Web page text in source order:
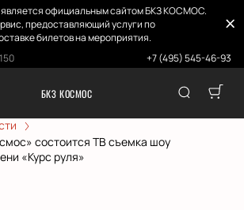
официальным сайтом БКЗ КОСМОС.
предоставляющий услуги по
билетов на мероприятия.
+7 (495) 545-46-93
БКЗ КОСМОС
состоится ТВ съемка шоу
«Курс руля»